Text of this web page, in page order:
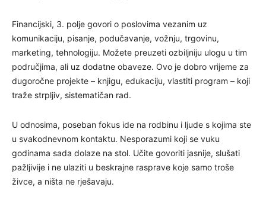
Financijski, 3. polje govori o poslovima vezanim uz
komunikaciju, pisanje, podučavanje, vožnju, trgovinu,
marketing, tehnologiju. Možete preuzeti ozbiljniju ulogu u tim
područjima, ali uz dodatne obaveze. Ovo je dobro vrijeme za
dugoročne projekte – knjigu, edukaciju, vlastiti program – koji
traže strpljiv, sistematičan rad.
U odnosima, poseban fokus ide na rodbinu i ljude s kojima ste
u svakodnevnom kontaktu. Nesporazumi koji se vuku
godinama sada dolaze na stol. Učite govoriti jasnije, slušati
pažljivije i ne ulaziti u beskrajne rasprave koje samo troše
živce, a ništa ne rješavaju.